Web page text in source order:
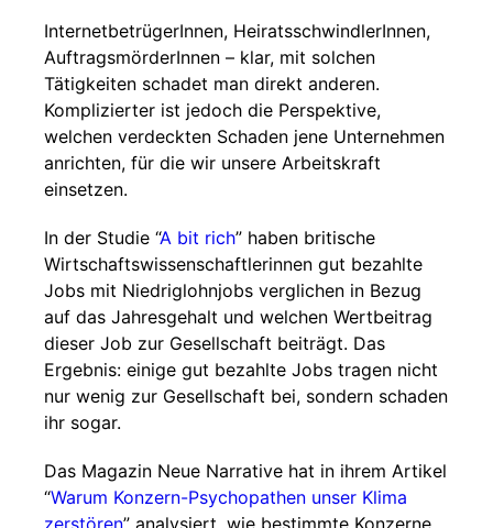
InternetbetrügerInnen, HeiratsschwindlerInnen,
AuftragsmörderInnen – klar, mit solchen
Tätigkeiten schadet man direkt anderen.
Komplizierter ist jedoch die Perspektive,
welchen verdeckten Schaden jene Unternehmen
anrichten, für die wir unsere Arbeitskraft
einsetzen.
In der Studie “A bit rich” haben britische
Wirtschaftswissenschaftlerinnen gut bezahlte
Jobs mit Niedriglohnjobs verglichen in Bezug
auf das Jahresgehalt und welchen Wertbeitrag
dieser Job zur Gesellschaft beiträgt. Das
Ergebnis: einige gut bezahlte Jobs tragen nicht
nur wenig zur Gesellschaft bei, sondern schaden
ihr sogar.
Das Magazin Neue Narrative hat in ihrem Artikel
“Warum Konzern-Psychopathen unser Klima
zerstören” analysiert, wie bestimmte Konzerne